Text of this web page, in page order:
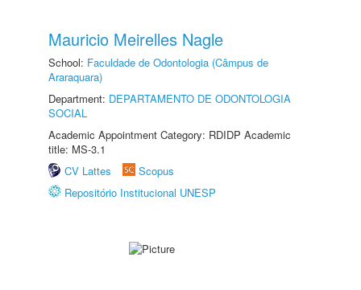
Mauricio Meirelles Nagle
School: Faculdade de Odontologia (Câmpus de
Araraquara)
Department: DEPARTAMENTO DE ODONTOLOGIA
SOCIAL
Academic Appointment Category: RDIDP Academic
title: MS-3.1
CV Lattes
Scopus
Repositório Institucional UNESP